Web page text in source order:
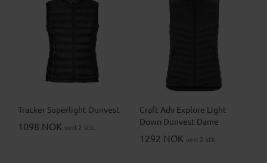
Tracker Superlight Dunvest
1098 NOK ved 2 stk.
Craft Adv Explore Light
Down Dunvest Dame
1292 NOK ved 2 stk.